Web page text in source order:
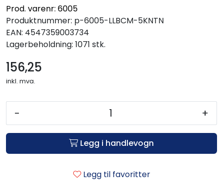
Prod. varenr: 6005
Produktnummer: p-6005-LLBCM-5KNTN
EAN: 4547359003734
Lagerbeholdning: 1071 stk.
156,25
inkl. mva.
- +
Legg i handlevogn
Legg til favoritter